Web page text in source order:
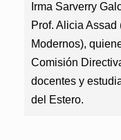
Irma Sarverry
Prof. Alicia
Modernos),
Comisión
docentes y
del Estero.